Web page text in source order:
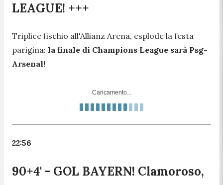
LEAGUE! +++
Triplice fischio all'Allianz Arena, esplode la festa
parigina: la finale di Champions League sarà Psg-
Arsenal!
Caricamento...
22:56
90+4' - GOL BAYERN! Clamoroso,